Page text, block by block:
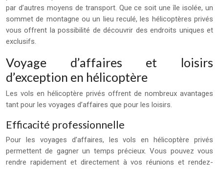
par d’autres moyens de transport. Que ce soit une île isolée, un
sommet de montagne ou un lieu reculé, les hélicoptères privés
vous offrent la possibilité de découvrir des endroits uniques et
exclusifs.
Voyage d’affaires et loisirs
d’exception en hélicoptère
Les vols en hélicoptère privés offrent de nombreux avantages
tant pour les voyages d’affaires que pour les loisirs.
Efficacité professionnelle
Pour les voyages d’affaires, les vols en hélicoptère privés
permettent de gagner un temps précieux. Vous pouvez vous
rendre rapidement et directement à vos réunions et rendez-